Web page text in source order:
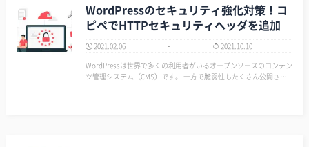
WordPressのセキュリティ強化対策！コ
ピペでHTTPセキュリティヘッダを追加
2021.02.06
2021.10.10
WordPressは世界で多くの利用者がいるオープンソースのコンテン
ツ管理システム（CMS）です。 一方で脆弱性もたくさん公開され